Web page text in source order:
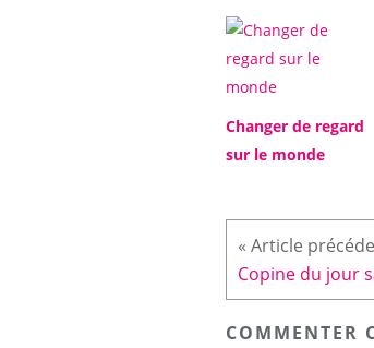
Changer de regard
sur le monde
COMMENTER